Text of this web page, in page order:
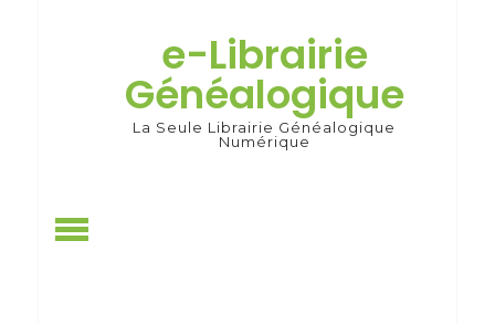
e-Librairie
Généalogique
La Seule Librairie Généalogique
Numérique